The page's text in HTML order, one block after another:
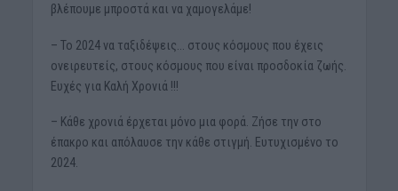
βλέπουμε μπροστά και να χαμογελάμε!
– Το 2024 να ταξιδέψεις… στους κόσμους που έχεις
ονειρευτείς, στους κόσμους που είναι προσδοκία ζωής.
Ευχές για Καλή Χρονιά !!!
– Κάθε χρονιά έρχεται μόνο μια φορά. Ζήσε την στο
έπακρο και απόλαυσε την κάθε στιγμή. Ευτυχισμένο το
2024.